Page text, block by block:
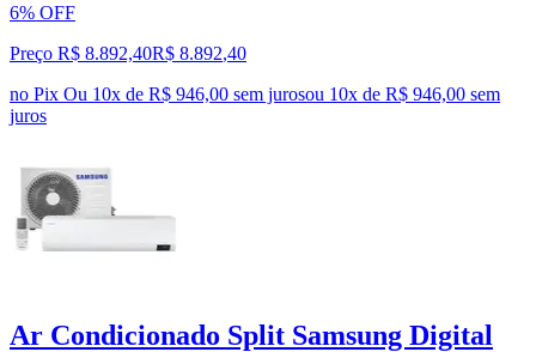
6% OFF
Preço R$ 8.892,40R$ 8.892,40
no Pix Ou 10x de R$ 946,00 sem jurosou 10x de R$ 946,00 sem
juros
Ar Condicionado Split Samsung Digital